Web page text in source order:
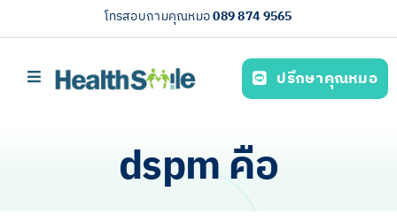
to
โทรสอบถามคุณหมอ089 874 9565
Toggle
บริการของเรา (Our services)
ปรึกษาคุณหมอ
dspm คือ